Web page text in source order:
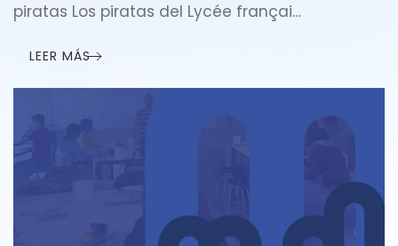
piratas Los piratas del Lycée françai…
LEER MÁS